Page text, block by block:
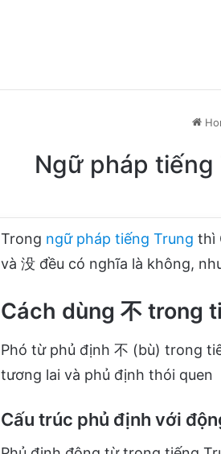
Ngữ pháp tiếng
Trong ngữ pháp tiếng Trung thì
và 没 đều có nghĩa là không,
Cách dùng 不 trong
Phó từ phủ định 不 (bù) trong
tương lai và phủ định thói quen
Cấu trúc phủ định với